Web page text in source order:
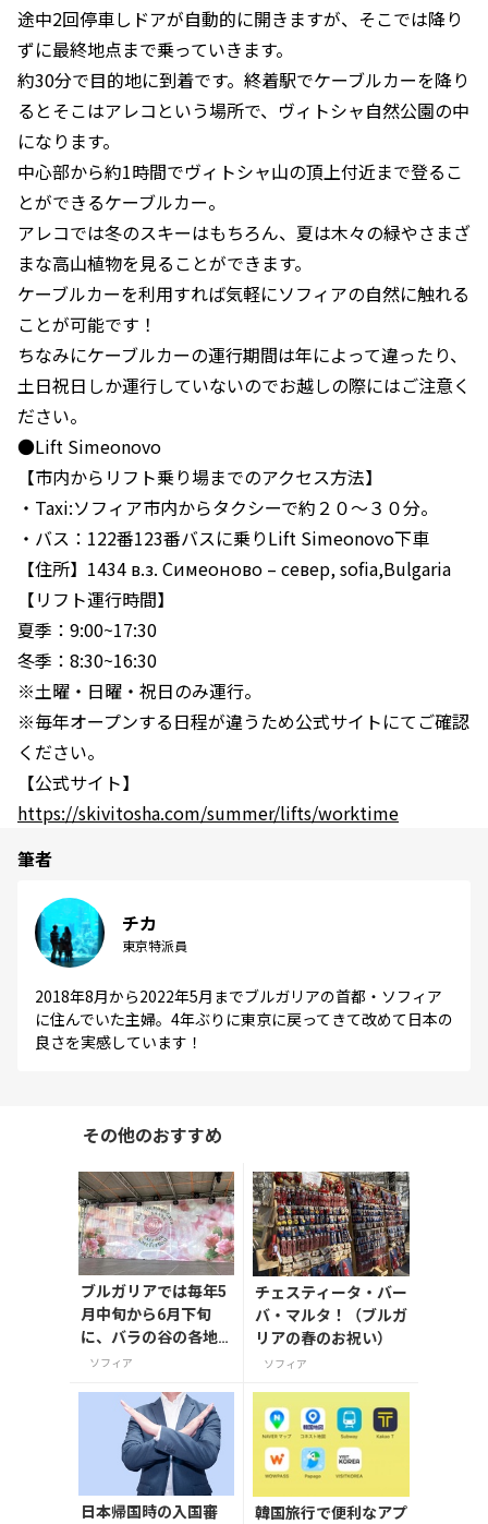
途中2回停車しドアが自動的に開きますが、そこでは降り
ずに最終地点まで乗っていきます。
約30分で目的地に到着です。終着駅でケーブルカーを降り
るとそこはアレコという場所で、ヴィトシャ自然公園の中
になります。
中心部から約1時間でヴィトシャ山の頂上付近まで登るこ
とができるケーブルカー。
アレコでは冬のスキーはもちろん、夏は木々の緑やさまざ
まな高山植物を見ることができます。
ケーブルカーを利用すれば気軽にソフィアの自然に触れる
ことが可能です！
ちなみにケーブルカーの運行期間は年によって違ったり、
土日祝日しか運行していないのでお越しの際にはご注意く
ださい。
●Lift Simeonovo
【市内からリフト乗り場までのアクセス方法】
・Taxi:ソフィア市内からタクシーで約２０〜３０分。
・バス：122番123番バスに乗りLift Simeonovo下車
【住所】1434 в.з. Симеоново – север, sofia,Bulgaria
【リフト運行時間】
夏季：9:00~17:30
冬季：8:30~16:30
※土曜・日曜・祝日のみ運行。
※毎年オープンする日程が違うため公式サイトにてご確認
ください。
【公式サイト】
https://skivitosha.com/summer/lifts/worktime
筆者
チカ
東京特派員
2018年8月から2022年5月までブルガリアの首都・ソフィア
に住んでいた主婦。4年ぶりに東京に戻ってきて改めて日本の
良さを実感しています！
その他のおすすめ
ブルガリアでは毎年5
月中旬から6月下旬
に、バラの谷の各地
で開催されるバラ祭
ソフィア
チェスティータ・バー
バ・マルタ！（ブルガ
リアの春のお祝い）
ソフィア
日本帰国時の入国審
韓国旅行で便利なアプ